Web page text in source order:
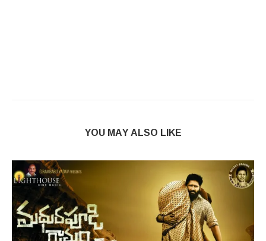
YOU MAY ALSO LIKE